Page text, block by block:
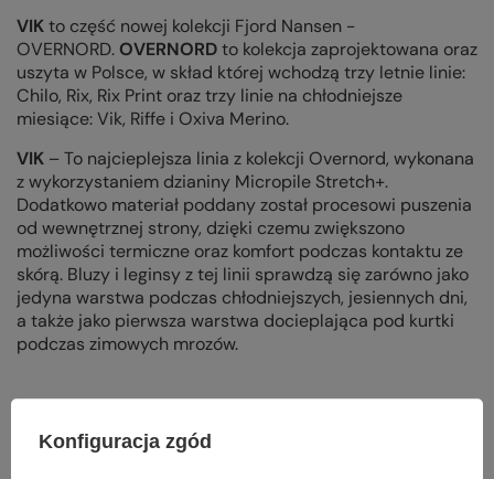
VIKto część nowej kolekcji Fjord Nansen -
OVERNORD.OVERNORDto kolekcja zaprojektowana oraz
uszyta w Polsce, w skład której wchodzą trzy letnie linie:
Chilo, Rix, Rix Print oraz trzy linie na chłodniejsze
miesiące: Vik, Riffe i Oxiva Merino.
VIK – To najcieplejsza linia z kolekcji Overnord, wykonana
z wykorzystaniem dzianiny Micropile Stretch+.
Dodatkowo materiał poddany został procesowi puszenia
od wewnętrznej strony, dzięki czemu zwiększono
możliwości termiczne oraz komfort podczas kontaktu ze
skórą. Bluzy i leginsy z tej linii sprawdzą się zarówno jako
jedyna warstwa podczas chłodniejszych, jesiennych dni,
a także jako pierwsza warstwa docieplająca pod kurtki
podczas zimowych mrozów.
Konfiguracja zgód